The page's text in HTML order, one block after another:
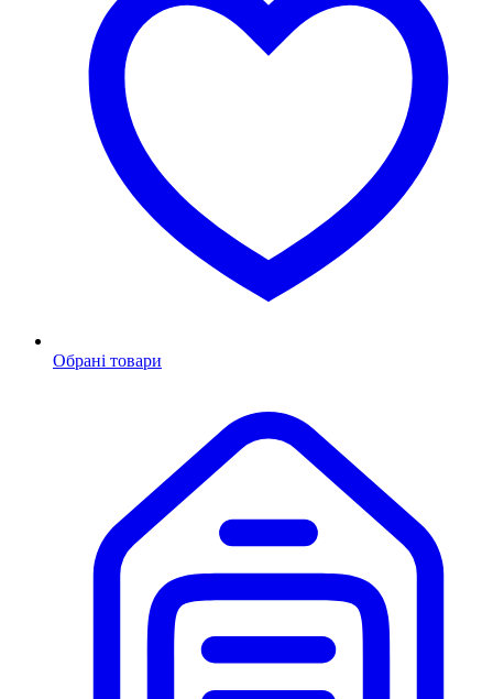
Обрані товари